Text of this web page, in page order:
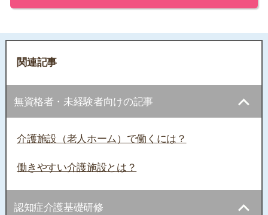
関連記事
無資格者・未経験者向けの記事
介護施設（老人ホーム）で働くには？
働きやすい介護施設とは？
認知症介護基礎研修